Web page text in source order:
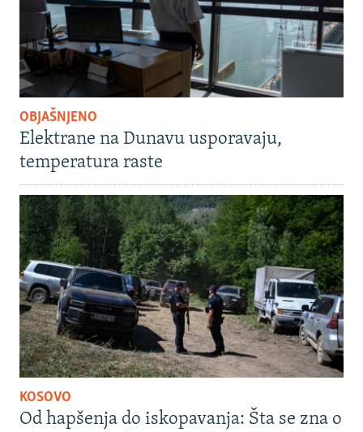
OBJAŠNJENO
Elektrane na Dunavu usporavaju,
temperatura raste
KOSOVO
Od hapšenja do iskopavanja: Šta se zna o